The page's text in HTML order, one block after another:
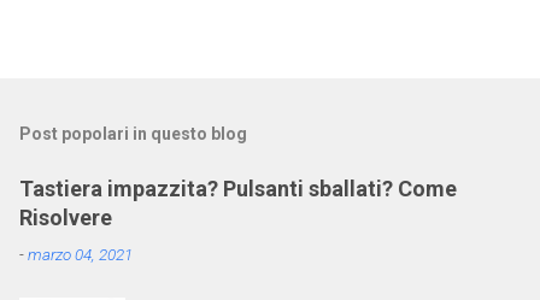
Post popolari in questo blog
Tastiera impazzita? Pulsanti sballati? Come
Risolvere
-marzo 04, 2021